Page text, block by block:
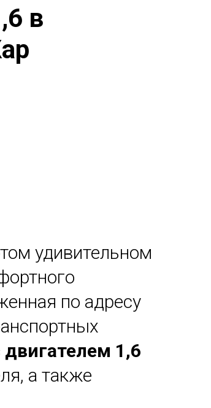
в
удивительном
по адресу
двигателем 1,6
а также